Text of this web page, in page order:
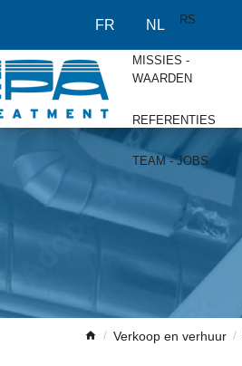
FR NL
PARTNERS
MISSIES -
WAARDEN
REFERENTIES
TEAM - JOBS
Verkoop en verhuur